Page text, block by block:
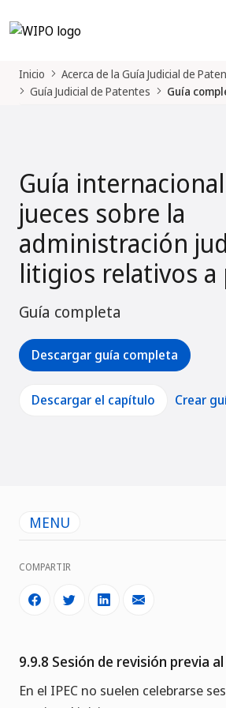
Inicio
Acerca de la Guía Judicial de
Guía Judicial de Patentes
Guía
Guía
jueces sobre la
administración
litigios relativos a
Guía completa
Descargar guía completa
Descargar el capítulo Crear
MENU
COMPARTIR
9.9.8 Sesión de revisión previa
En el IPEC no suelen celebrarse